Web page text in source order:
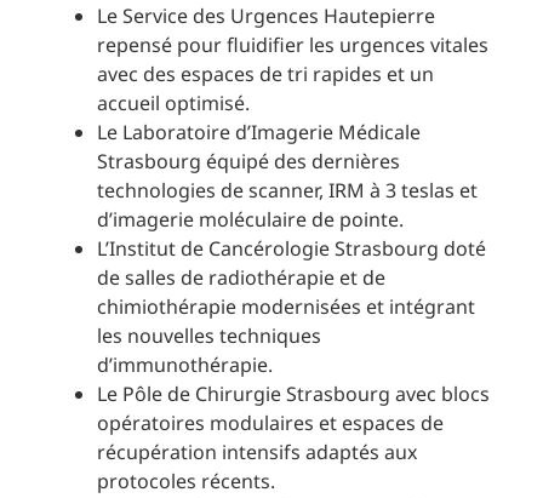
Le Service des Urgences Hautepierre
repensé pour fluidifier les urgences vitales
avec des espaces de tri rapides et un
accueil optimisé.
Le Laboratoire d’Imagerie Médicale
Strasbourg équipé des dernières
technologies de scanner, IRM à 3 teslas et
d’imagerie moléculaire de pointe.
L’Institut de Cancérologie Strasbourg doté
de salles de radiothérapie et de
chimiothérapie modernisées et intégrant
les nouvelles techniques
d’immunothérapie.
Le Pôle de Chirurgie Strasbourg avec blocs
opératoires modulaires et espaces de
récupération intensifs adaptés aux
protocoles récents.